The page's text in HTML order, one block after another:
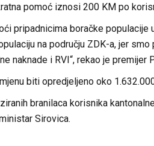
pomoć iznosi 200 KM po
pripadnicima boračke populacije
na području ZDK-a, jer smo
naknade i RVI“, rekao je premijer
biti opredjeljeno oko
branilaca korisnika
Sirovica.